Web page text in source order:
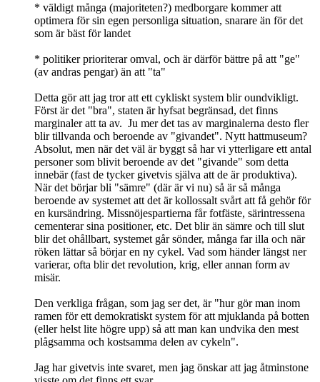
* väldigt många (majoriteten?) medborgare kommer att
optimera för sin egen personliga situation, snarare än för det
som är bäst för landet
* politiker prioriterar omval, och är därför bättre på att "ge"
(av andras pengar) än att "ta"
Detta gör att jag tror att ett cykliskt system blir oundvikligt.
Först är det "bra", staten är hyfsat begränsad, det finns
marginaler att ta av. Ju mer det tas av marginalerna desto fler
blir tillvanda och beroende av "givandet". Nytt hattmuseum?
Absolut, men när det väl är byggt så har vi ytterligare ett antal
personer som blivit beroende av det "givande" som detta
innebär (fast de tycker givetvis själva att de är produktiva).
När det börjar bli "sämre" (där är vi nu) så är så många
beroende av systemet att det är kollossalt svårt att få gehör för
en kursändring. Missnöjespartierna får fotfäste, särintressena
cementerar sina positioner, etc. Det blir än sämre och till slut
blir det ohållbart, systemet går sönder, många far illa och när
röken lättar så börjar en ny cykel. Vad som händer längst ner
varierar, ofta blir det revolution, krig, eller annan form av
misär.
Den verkliga frågan, som jag ser det, är "hur gör man inom
ramen för ett demokratiskt system för att mjuklanda på botten
(eller helst lite högre upp) så att man kan undvika den mest
plågsamma och kostsamma delen av cykeln".
Jag har givetvis inte svaret, men jag önskar att jag åtminstone